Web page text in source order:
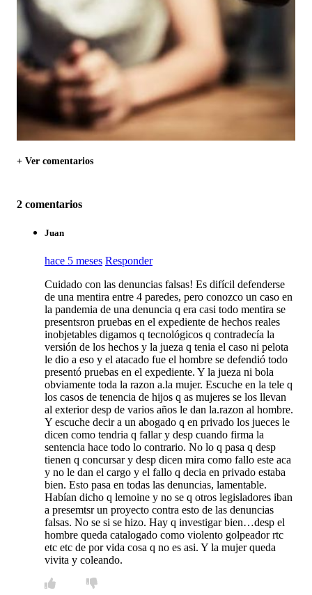
+ Ver comentarios
2 comentarios
Juan
hace 5 meses Responder
Cuidado con las denuncias falsas! Es difícil defenderse
de una mentira entre 4 paredes, pero conozco un caso en
la pandemia de una denuncia q era casi todo mentira se
presentsron pruebas en el expediente de hechos reales
inobjetables digamos q tecnológicos q contradecía la
versión de los hechos y la jueza q tenia el caso ni pelota
le dio a eso y el atacado fue el hombre se defendió todo
presentó pruebas en el expediente. Y la jueza ni bola
obviamente toda la razon a.la mujer. Escuche en la tele q
los casos de tenencia de hijos q as mujeres se los llevan
al exterior desp de varios años le dan la.razon al hombre.
Y escuche decir a un abogado q en privado los jueces le
dicen como tendria q fallar y desp cuando firma la
sentencia hace todo lo contrario. No lo q pasa q desp
tienen q concursar y desp dicen mira como fallo este aca
y no le dan el cargo y el fallo q decia en privado estaba
bien. Esto pasa en todas las denuncias, lamentable.
Habían dicho q lemoine y no se q otros legisladores iban
a presemtsr un proyecto contra esto de las denuncias
falsas. No se si se hizo. Hay q investigar bien…desp el
hombre queda catalogado como violento golpeador rtc
etc etc de por vida cosa q no es asi. Y la mujer queda
vivita y coleando.